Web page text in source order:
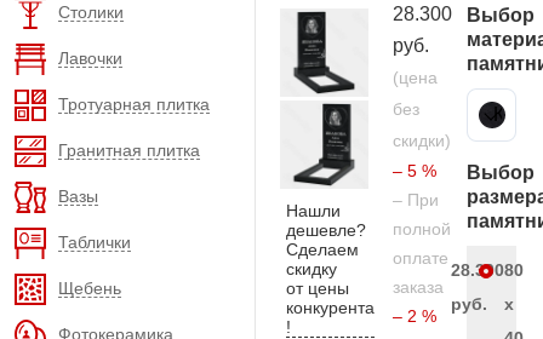
Столики
Лавочки
Тротуарная плитка
Гранитная плитка
Вазы
Таблички
Щебень
Фотокерамика
Нашли
дешевле?
Сделаем
скидку
от цены
конкурента
!
28.300
руб.
(цена
без
скидки)
– 5 %
– При
полной
оплате
заказа
– 2 %
Выбор
Карельский гранит
Выбор
28.300
руб.
80
x